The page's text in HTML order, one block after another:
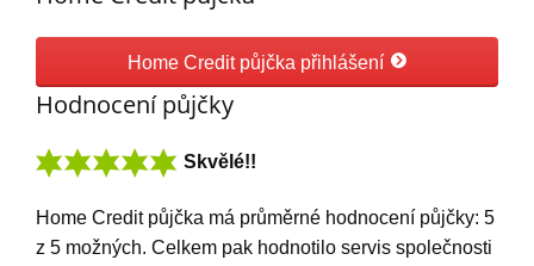
Home Credit půjčka přihlášení
Hodnocení půjčky
Skvělé!!
Home Credit půjčka má průměrné hodnocení půjčky: 5
z 5 možných. Celkem pak hodnotilo servis společnosti